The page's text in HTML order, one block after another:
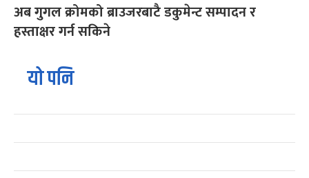
अब गुगल क्रोमको ब्राउजरबाटै डकुमेन्ट सम्पादन र
हस्ताक्षर गर्न सकिने
यो पनि